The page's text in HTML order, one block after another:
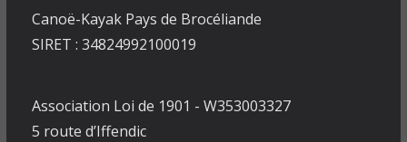
Canoë-Kayak Pays de Brocéliande
SIRET : 34824992100019
Association Loi de 1901 - W353003327
5 route d’Iffendic